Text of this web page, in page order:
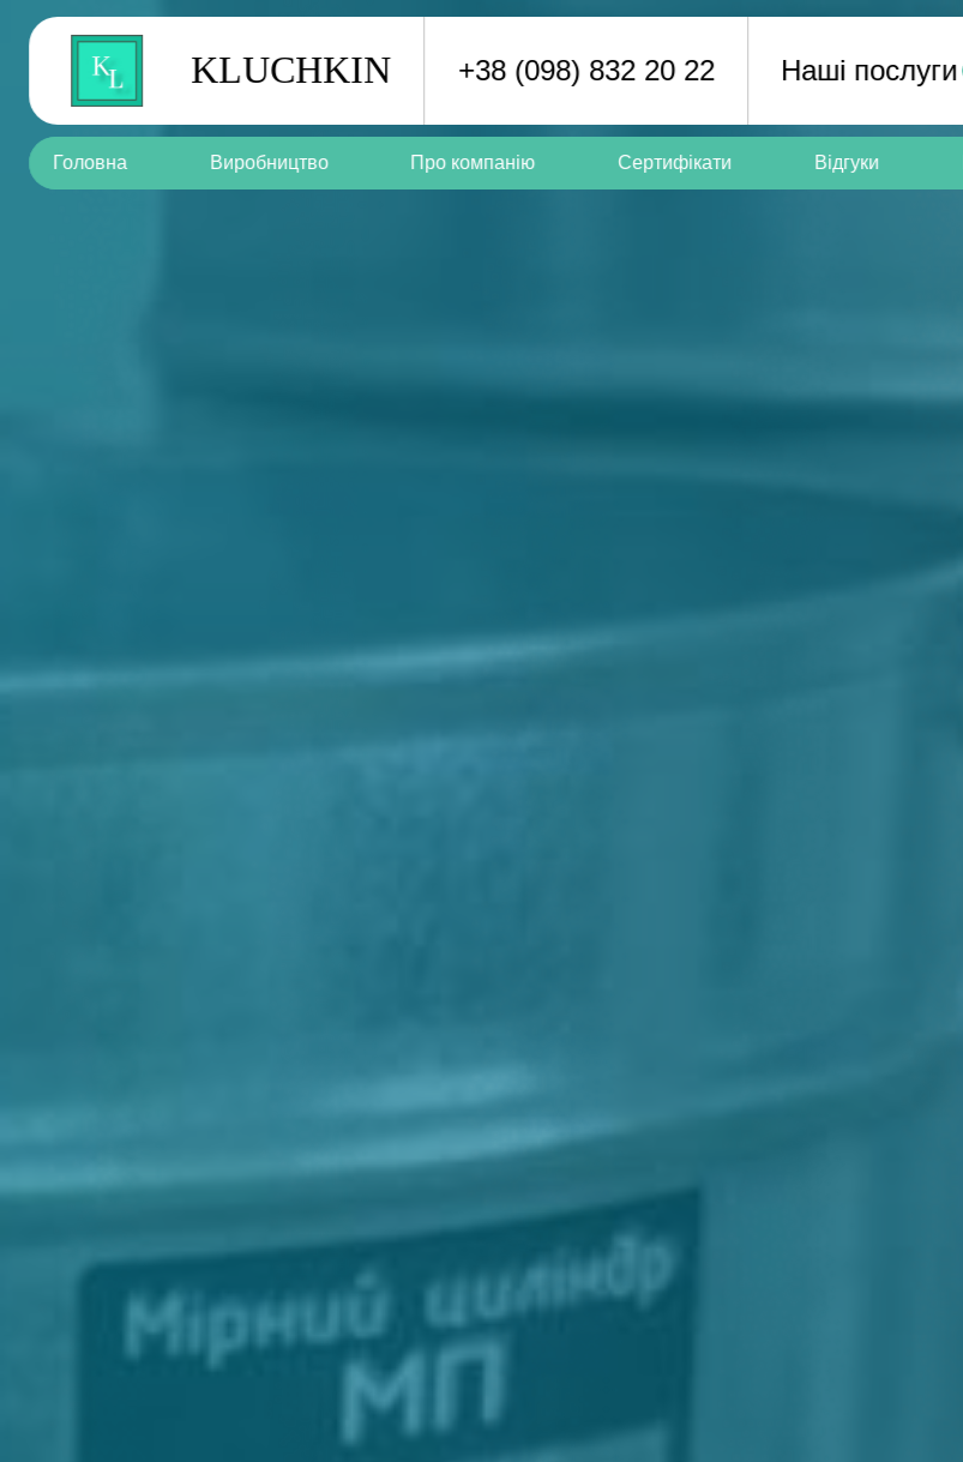
Skip to content
KLUCHKIN +38 (098) 832 20 22 Наші послуги
Головна Виробництво Про компанію Сертифікати Відгуки